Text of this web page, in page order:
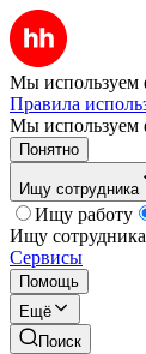
Мы используем
Правила
Мы используем
Понятно
Ищу сотрудника
Ищу работу
Ищу сотрудника
Сервисы
Помощь
Ещё
Поиск